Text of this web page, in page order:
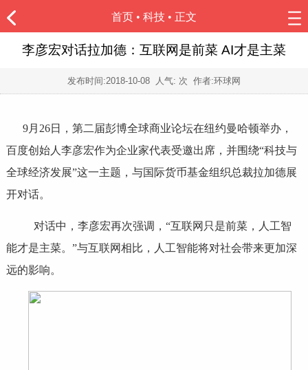
首页 • 科技 • 正文
李彦宏对话拉加德：互联网是前菜 AI才是主菜
发布时间:2018-10-08 人气: 次 作者:环球网
9月26日，第二届彭博全球商业论坛在纽约曼哈顿举办，
百度创始人李彦宏作为企业家代表受邀出席，并围绕“科技与
全球经济发展”这一主题，与国际货币基金组织总裁拉加德展
开对话。
对话中，李彦宏再次强调，“互联网只是前菜，人工智
能才是主菜。”与互联网相比，人工智能将对社会带来更加深
远的影响。